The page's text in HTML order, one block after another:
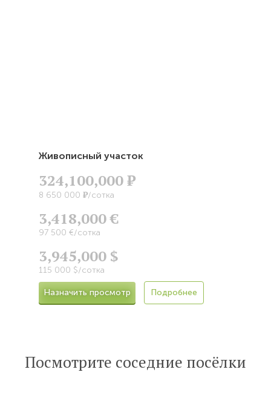
Живописный участок
324,100,000Р
8 650 000 Р/сотка
3,418,000 €
97 500 €/сотка
3,945,000 $
115 000 $/сотка
Назначить просмотр Подробнее
Посмотрите соседние посёлки